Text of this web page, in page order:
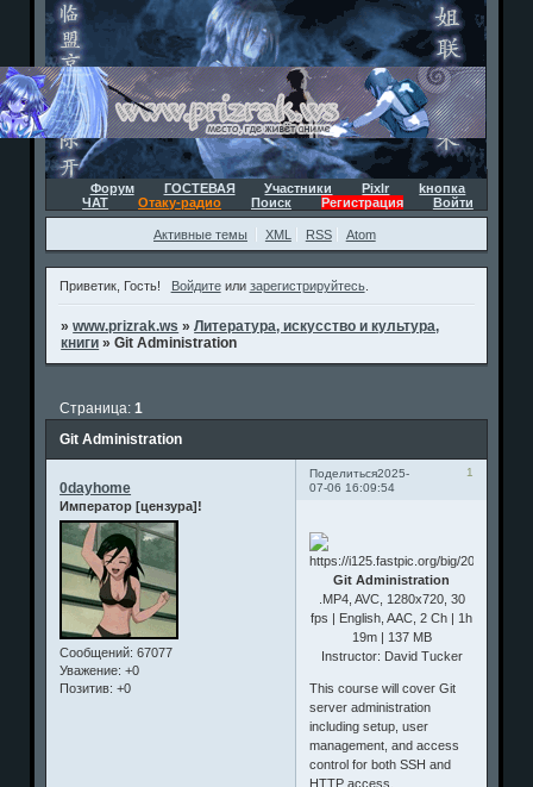
Форум ГОСТЕВАЯ Участники Pixlr
kнопка
ЧАТ
Отаку-радио Поиск Регистрация Войти
Активные темы XML RSS Atom
Приветик, Гость! Войдитеили зарегистрируйтесь.
»www.prizrak.ws »Литература, искусство и культура,
книги »Git Administration
Git Administration
Страница:1
Поделиться 1
2025-
07-06 16:09:54
0dayhome
Император [цензура]!
Сообщений: 67077
Уважение: +0
Позитив: +0
Git Administration
.MP4, AVC, 1280x720, 30
fps | English, AAC, 2 Ch | 1h
19m | 137 MB
Instructor: David Tucker
This course will cover Git
server administration
including setup, user
management, and access
control for both SSH and
HTTP access.